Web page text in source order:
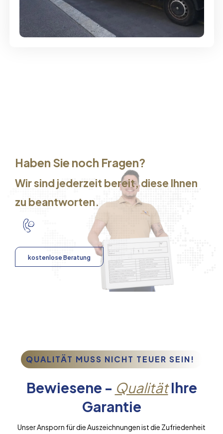
Günstige Umzüge - Hervorragender
Service
Haben Sie noch Fragen?
Wir sind jederzeit bereit, diese Ihnen
zu beantworten.
kostenlose Beratung
QUALITÄT MUSS NICHT TEUER SEIN!
Bewiesene - QualitätIhre
Garantie
Unser Ansporn für die Auszeichnungen ist die Zufriedenheit